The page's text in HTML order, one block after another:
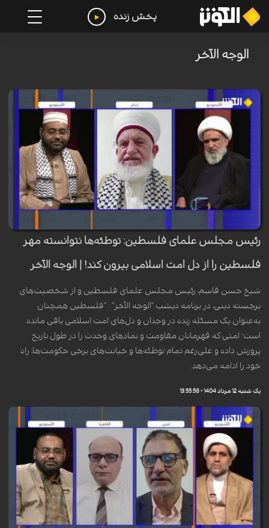
پخش زنده
الوجه الآخر
رئیس مجلس علمای فلسطین: توطئه‌ها نتوانسته مهر
فلسطین را از دل امت اسلامی بیرون کند! | الوجه الآخر
شیخ حسن قاسم، رئیس مجلس علمای فلسطین و از شخصیت‌های
برجسته دینی، در برنامه دیشب "الوجه الآخر" : "فلسطین همچنان
به‌عنوان یک مسئله زنده در وجدان و دل‌های امت اسلامی باقی مانده
است؛ امتی که قهرمانان مقاومت و نمادهای وحدت را در طول تاریخ
پرورش داده و علی‌رغم تمام توطئه‌ها و خیانت‌های برخی حکومت‌ها، راه
خود را ادامه می‌دهد.
یک شنبه 12 مرداد 1404 - 13:55:58